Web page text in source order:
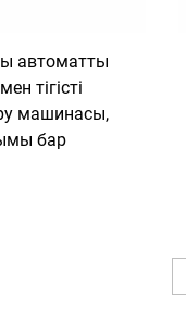
автоматты
тігісті
машинасы,
бар